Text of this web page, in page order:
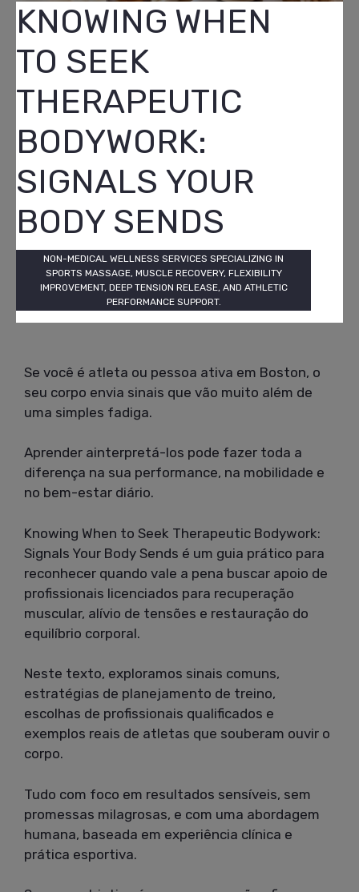
KNOWING WHEN
TO SEEK
THERAPEUTIC
BODYWORK:
SIGNALS YOUR
BODY SENDS
NON-MEDICAL WELLNESS SERVICES SPECIALIZING IN
SPORTS MASSAGE, MUSCLE RECOVERY, FLEXIBILITY
IMPROVEMENT, DEEP TENSION RELEASE, AND ATHLETIC
PERFORMANCE SUPPORT.
Se você é atleta ou pessoa ativa em Boston, o
seu corpo envia sinais que vão muito além de
uma simples fadiga.
Aprender ainterpretá-los pode fazer toda a
diferença na sua performance, na mobilidade e
no bem-estar diário.
Knowing When to Seek Therapeutic Bodywork:
Signals Your Body Sends é um guia prático para
reconhecer quando vale a pena buscar apoio de
profissionais licenciados para recuperação
muscular, alívio de tensões e restauração do
equilíbrio corporal.
Neste texto, exploramos sinais comuns,
estratégias de planejamento de treino,
escolhas de profissionais qualificados e
exemplos reais de atletas que souberam ouvir o
corpo.
Tudo com foco em resultados sensíveis, sem
promessas milagrosas, e com uma abordagem
humana, baseada em experiência clínica e
prática esportiva.